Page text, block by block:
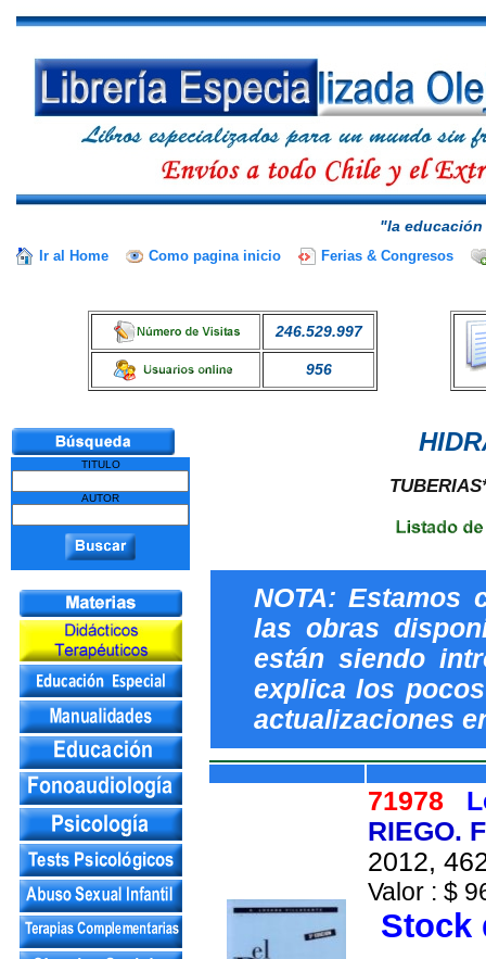
"la
Ir al Home Como pagina inicio Ferias & Congresos
246.529.997
956
TITULO
AUTOR
NOTA: Estamos
las obras
están siendo
explica los
actualizaciones
71978
RIEGO.
2012,
Valor : $
Stock